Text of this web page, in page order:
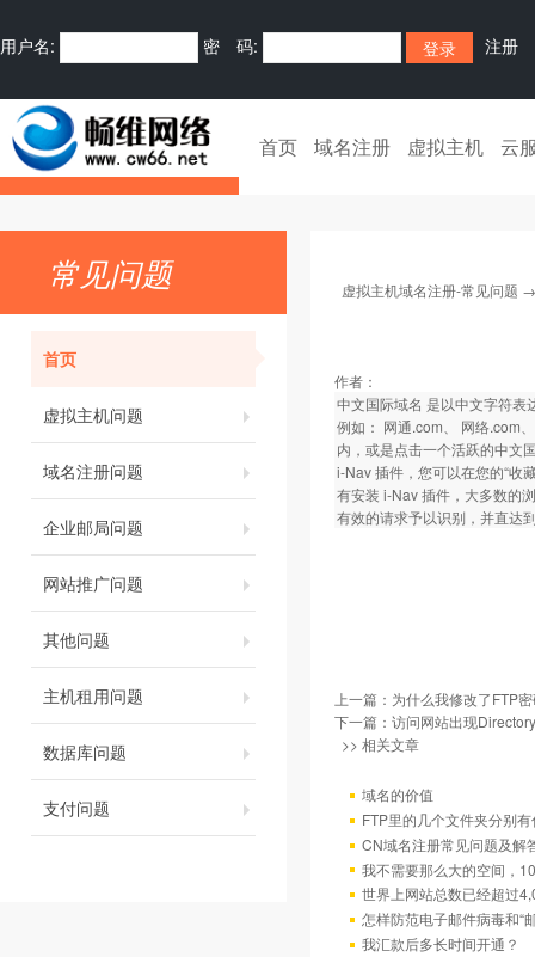
用户名: 密 码: 注册
首页 域名注册 虚拟主机 云
常见问题
首页
虚拟主机问题
域名注册问题
企业邮局问题
网站推广问题
其他问题
主机租用问题
数据库问题
支付问题
虚拟主机域名注册-常见问题
作者：
中文国际域名 是以中文字符表
例如： 网通.com、 网络.com
内，或是点击一个活跃的中文
i-Nav 插件，您可以在您的“收
有安装 i-Nav 插件，大多数的
有效的请求予以识别，并直达
上一篇： 为什么我修改了FTP
下一篇： 访问网站出现
>> 相关文章
域名的价值
FTP里的几个文件夹分别
CN域名注册常见问题及解
我不需要那么大的空间，
世界上网站总数已经超过
怎样防范电子邮件病毒和“
我汇款后多长时间开通？